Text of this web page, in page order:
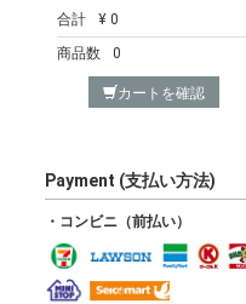
合計
¥ 0
商品数
0
カートを確認
Payment (支払い方法)
・コンビニ（前払い）